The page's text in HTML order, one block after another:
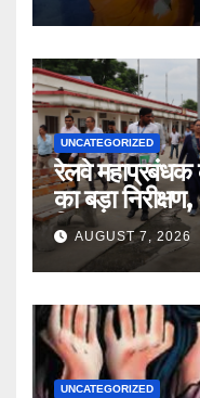
UNCATEGORIZED
रेलवे महाप्रबंधक
का बड़ा
लिया जायजा
AUGUST 7, 2026
UNCATEGORIZED